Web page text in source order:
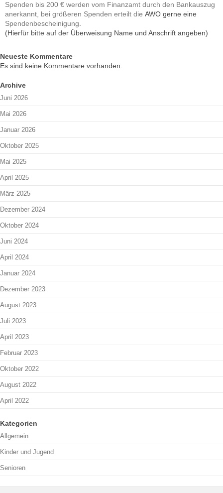
Spenden bis 200 € werden vom Finanzamt durch den Bankauszug
anerkannt, bei größeren Spenden erteilt die AWO gerne eine
Spendenbescheinigung
(Hierfür bitte auf der Überweisung Name und Anschrift angeben)
Neueste Kommentare
Es sind keine Kommentare vorhanden.
Archive
Juni 2026
Mai 2026
Januar 2026
Oktober 2025
Mai 2025
April 2025
März 2025
Dezember 2024
Oktober 2024
Juni 2024
April 2024
Januar 2024
Dezember 2023
August 2023
Juli 2023
April 2023
Februar 2023
Oktober 2022
August 2022
April 2022
Kategorien
Allgemein
Kinder und Jugend
Senioren